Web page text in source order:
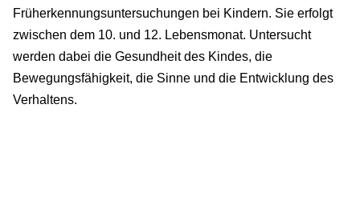
Früherkennungsuntersuchungen bei Kindern. Sie erfolgt
zwischen dem 10. und 12. Lebensmonat. Untersucht
werden dabei die Gesundheit des Kindes, die
Bewegungsfähigkeit, die Sinne und die Entwicklung des
Verhaltens.